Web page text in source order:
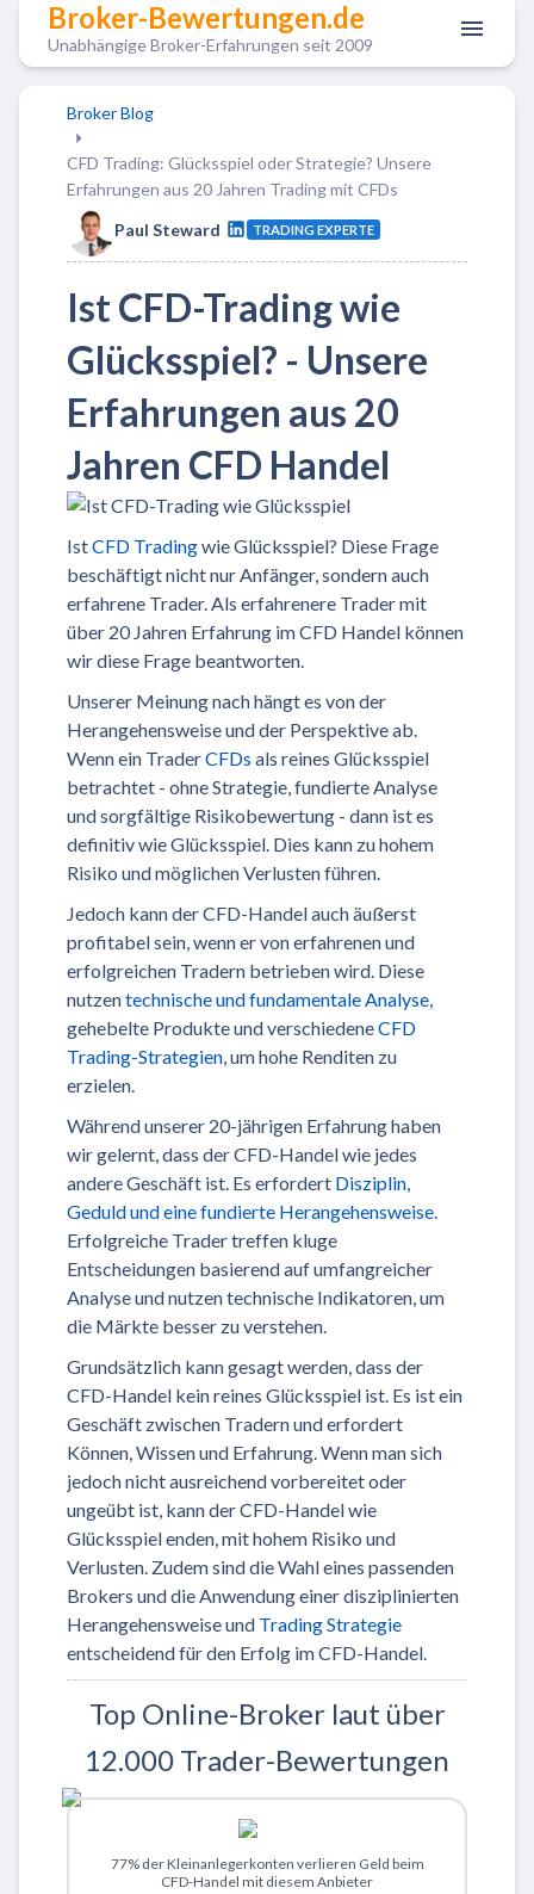
Broker-Bewertungen.de
Unabhängige Broker-Erfahrungen seit 2009
Broker Blog
CFD Trading: Glücksspiel oder Strategie? Unsere
Erfahrungen aus 20 Jahren Trading mit CFDs
Paul Steward TRADING EXPERTE
Ist CFD-Trading wie
Glücksspiel? - Unsere
Erfahrungen aus 20
Jahren CFD Handel
IstCFD Tradingwie Glücksspiel? Diese Frage
beschäftigt nicht nur Anfänger, sondern auch
erfahrene Trader. Als erfahrenere Trader mit
über 20 Jahren Erfahrung im CFD Handel können
wir diese Frage beantworten.
Unserer Meinung nach hängt es von der
Herangehensweise und der Perspektive ab.
Wenn ein TraderCFDs als reines Glücksspiel
betrachtet - ohne Strategie, fundierte Analyse
und sorgfältige Risikobewertung - dann ist es
definitiv wie Glücksspiel. Dies kann zu hohem
Risiko und möglichen Verlusten führen.
Jedoch kann der CFD-Handel auch äußerst
profitabel sein, wenn er von erfahrenen und
erfolgreichen Tradern betrieben wird. Diese
nutzentechnische und fundamentale Analyse
gehebelte Produkte und verschiedeneCFD
Trading-Strategien , um hohe Renditen zu
erzielen.
Während unserer 20-jährigen Erfahrung haben
wir gelernt, dass der CFD-Handel wie jedes
andere Geschäft ist. Es erfordert Disziplin,
Geduld und eine fundierte Herangehensweise
Erfolgreiche Trader treffen kluge
Entscheidungen basierend auf umfangreicher
Analyse und nutzen technische Indikatoren, um
die Märkte besser zu verstehen.
Grundsätzlich kann gesagt werden, dass der
CFD-Handel kein reines Glücksspiel ist. Es ist ein
Geschäft zwischen Tradern und erfordert
Können, Wissen und Erfahrung. Wenn man sich
jedoch nicht ausreichend vorbereitet oder
ungeübt ist, kann der CFD-Handel wie
Glücksspiel enden, mit hohem Risiko und
Verlusten. Zudem sind die Wahl eines passenden
Brokers und die Anwendung einer disziplinierten
Herangehensweise und Trading Strategie
entscheidend für den Erfolg im CFD-Handel.
Top Online-Broker laut über
12.000 Trader-Bewertungen
Zu XTB
77% der Kleinanlegerkonten verlieren Geld beim
CFD-Handel mit diesem Anbieter